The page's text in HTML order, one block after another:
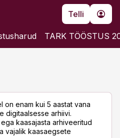
Telli
TARK TÖÖSTUS
on enam kui 5 aastat vana
digitaalsesse arhiivi.
kaasajasta arhiveeritud
vajalik kaasaegsete